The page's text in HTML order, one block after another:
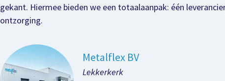
gekant. Hiermee bieden we een totaalaanpak: één
ontzorging.
Metalflex BV
Lekkerkerk